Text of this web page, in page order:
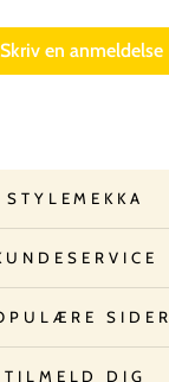
Skriv en anmeldelse
STYLEMEKKA
SIDER
TILMELD DIG